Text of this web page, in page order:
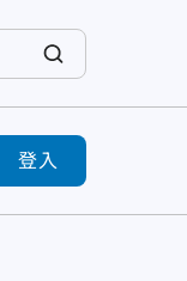
登入